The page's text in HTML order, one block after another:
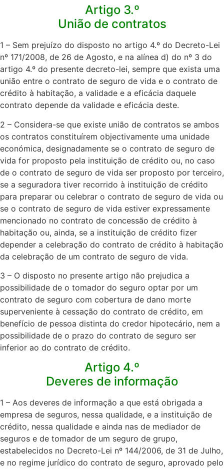
Artigo 3.º
União de contratos
1 – Sem prejuízo do disposto no artigo 4.º do Decreto-Lei
nº 171/2008, de 26 de Agosto, e na alínea d) do nº 3 do
artigo 4.º do presente decreto-lei, sempre que exista uma
união entre o contrato de seguro de vida e o contrato de
crédito à habitação, a validade e a eficácia daquele
contrato depende da validade e eficácia deste.​
2 – Considera-se que existe união de contratos se ambos
os contratos constituírem objectivamente uma unidade
económica, designadamente se o contrato de seguro de
vida for proposto pela instituição de crédito ou, no caso
de o contrato de seguro de vida ser proposto por terceiro,
se a seguradora tiver recorrido à instituição de crédito
para preparar ou celebrar o contrato de seguro de vida ou
se o contrato de seguro de vida estiver expressamente
mencionado no contrato de concessão de crédito à
habitação ou, ainda, se a instituição de crédito fizer
depender a celebração do contrato de crédito à habitação
da celebração de um contrato de seguro de vida.​
3 – O disposto no presente artigo não prejudica a
possibilidade de o tomador do seguro optar por um
contrato de seguro com cobertura de dano morte
superveniente à cessação do contrato de crédito, em
benefício de pessoa distinta do credor hipotecário, nem a
possibilidade de o prazo do contrato de seguro ser
inferior ao do contrato de crédito.​
Artigo 4.º
Deveres de informação
1 – Aos deveres de informação a que está obrigada a
empresa de seguros, nessa qualidade, e a instituição de
crédito, nessa qualidade e ainda nas de mediador de
seguros e de tomador de um seguro de grupo,
estabelecidos no Decreto-Lei nº 144/2006, de 31 de Julho,
e no regime jurídico do contrato de seguro, aprovado pelo